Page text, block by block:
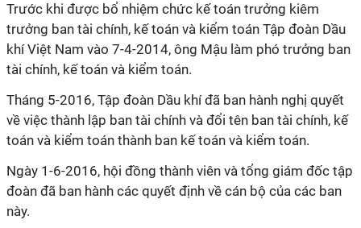
Trước khi được bổ nhiệm chức kế toán trưởng kiêm
trưởng ban tài chính, kế toán và kiểm toán Tập đoàn Dầu
khí Việt Nam vào 7-4-2014, ông Mậu làm phó trưởng ban
tài chính, kế toán và kiểm toán.
Tháng 5-2016, Tập đoàn Dầu khí đã ban hành nghị quyết
về việc thành lập ban tài chính và đổi tên ban tài chính, kế
toán và kiểm toán thành ban kế toán và kiểm toán.
Ngày 1-6-2016, hội đồng thành viên và tổng giám đốc tập
đoàn đã ban hành các quyết định về cán bộ của các ban
này.